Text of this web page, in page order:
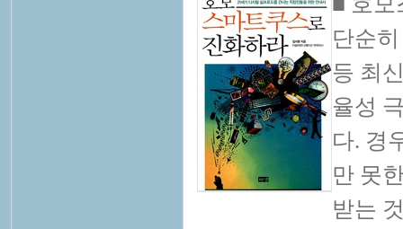
단순
등 최
율성
다. 경
만 못
받는